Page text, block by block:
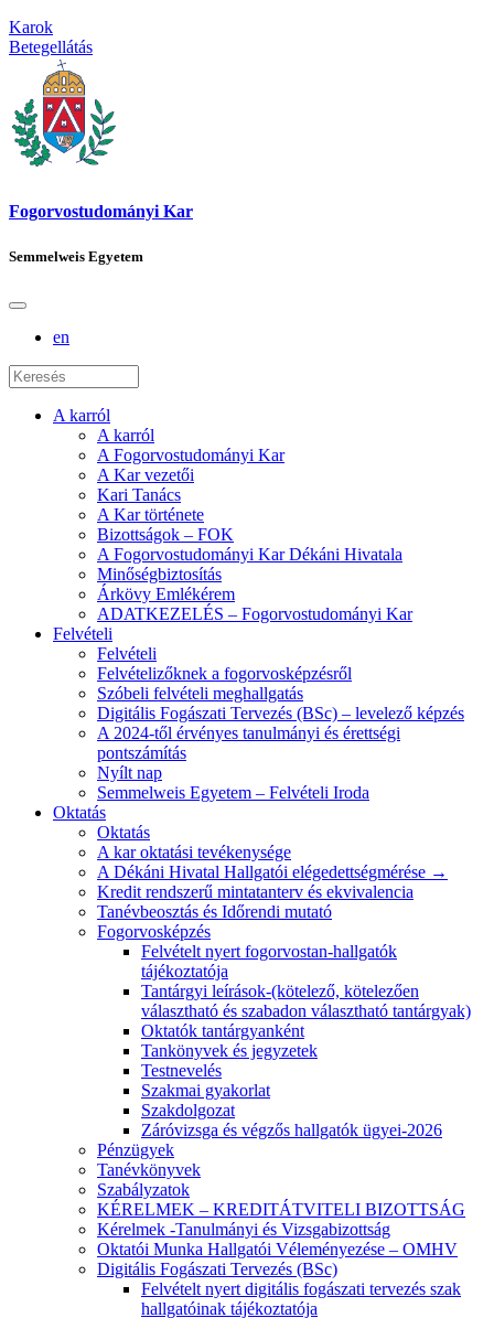
Karok
Betegellátás
Fogorvostudományi Kar
Semmelweis Egyetem
en
A karról
A karról
A Fogorvostudományi Kar
A Kar vezetői
Kari Tanács
A Kar története
Bizottságok – FOK
A Fogorvostudományi Kar Dékáni Hivatala
Minőségbiztosítás
Árkövy Emlékérem
ADATKEZELÉS – Fogorvostudományi Kar
Felvételi
Felvételi
Felvételizőknek a fogorvosképzésről
Szóbeli felvételi meghallgatás
Digitális Fogászati Tervezés (BSc) – levelező képzés
A 2024-től érvényes tanulmányi és érettségi
pontszámítás
Nyílt nap
Semmelweis Egyetem – Felvételi Iroda
Oktatás
Oktatás
A kar oktatási tevékenysége
A Dékáni Hivatal Hallgatói elégedettségmérése →
Kredit rendszerű mintatanterv és ekvivalencia
Tanévbeosztás és Időrendi mutató
Fogorvosképzés
Felvételt nyert fogorvostan-hallgatók
tájékoztatója
Tantárgyi leírások-(kötelező, kötelezően
választható és szabadon választható tantárgyak)
Oktatók tantárgyanként
Tankönyvek és jegyzetek
Testnevelés
Szakmai gyakorlat
Szakdolgozat
Záróvizsga és végzős hallgatók ügyei-2026
Pénzügyek
Tanévkönyvek
Szabályzatok
KÉRELMEK – KREDITÁTVITELI BIZOTTSÁG
Kérelmek -Tanulmányi és Vizsgabizottság
Oktatói Munka Hallgatói Véleményezése – OMHV
Digitális Fogászati Tervezés (BSc)
Felvételt nyert digitális fogászati tervezés szak
hallgatóinak tájékoztatója